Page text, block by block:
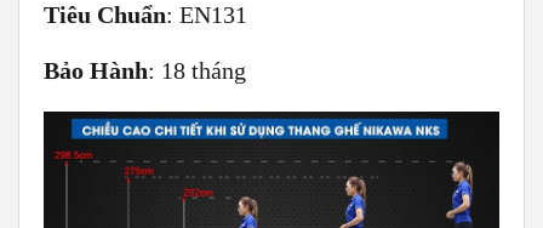
Tiêu Chuẩn: EN131
Bảo Hành: 18 tháng